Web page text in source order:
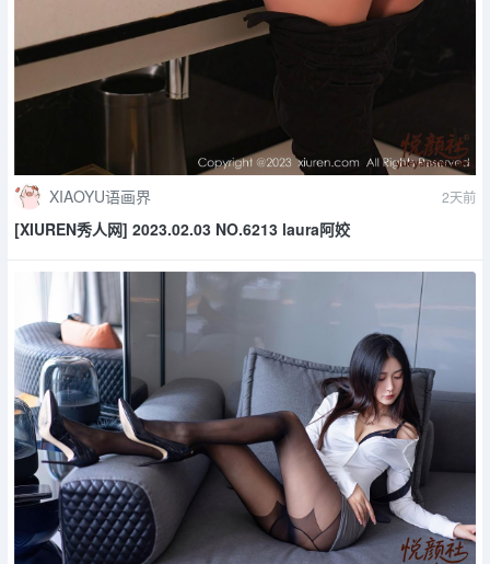
XIAOYU语画界 2天前
[XIUREN秀人网] 2023.02.03 NO.6213 laura阿姣